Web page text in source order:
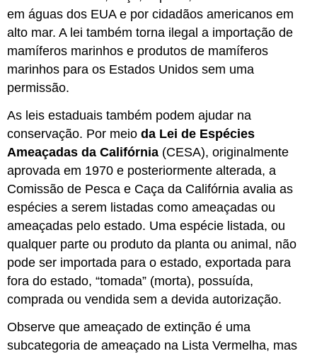
em águas dos EUA e por cidadãos americanos em
alto mar. A lei também torna ilegal a importação de
mamíferos marinhos e produtos de mamíferos
marinhos para os Estados Unidos sem uma
permissão.
As leis estaduais também podem ajudar na
conservação. Por meioda Lei de Espécies
Ameaçadas da Califórnia (CESA), originalmente
aprovada em 1970 e posteriormente alterada, a
Comissão de Pesca e Caça da Califórnia avalia as
espécies a serem listadas como ameaçadas ou
ameaçadas pelo estado. Uma espécie listada, ou
qualquer parte ou produto da planta ou animal, não
pode ser importada para o estado, exportada para
fora do estado, “tomada” (morta), possuída,
comprada ou vendida sem a devida autorização.
Observe que ameaçado de extinção é uma
subcategoria de ameaçado na Lista Vermelha, mas